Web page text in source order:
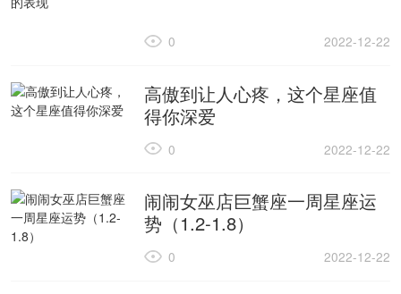
2022-12-22
0
高傲到让人心疼，这个星座值
得你深爱
2022-12-22
0
闹闹女巫店巨蟹座一周星座运
势（1.2-1.8）
2022-12-22
0